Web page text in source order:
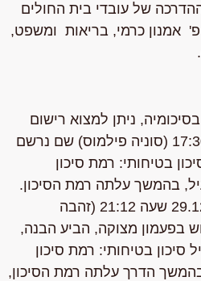
של עובדי בית החולים
אמנון כרמי, בריאות ומשפט,
ניתן למצוא רישום
מתאריך 29.12.13 שעה 17:30 (סוניה פילמוס) שם נרשם
בטיחותי: רמת סיכון
בהמשך עלתה רמת הסיכון.
וכן ברישום מתאריך 29.12.13 שעה 21:12 (זהבה
בפעמון מצוקה, הביע הבנה,
סיכון בטיחותי: רמת סיכון
הדרך עלתה רמת הסיכון,